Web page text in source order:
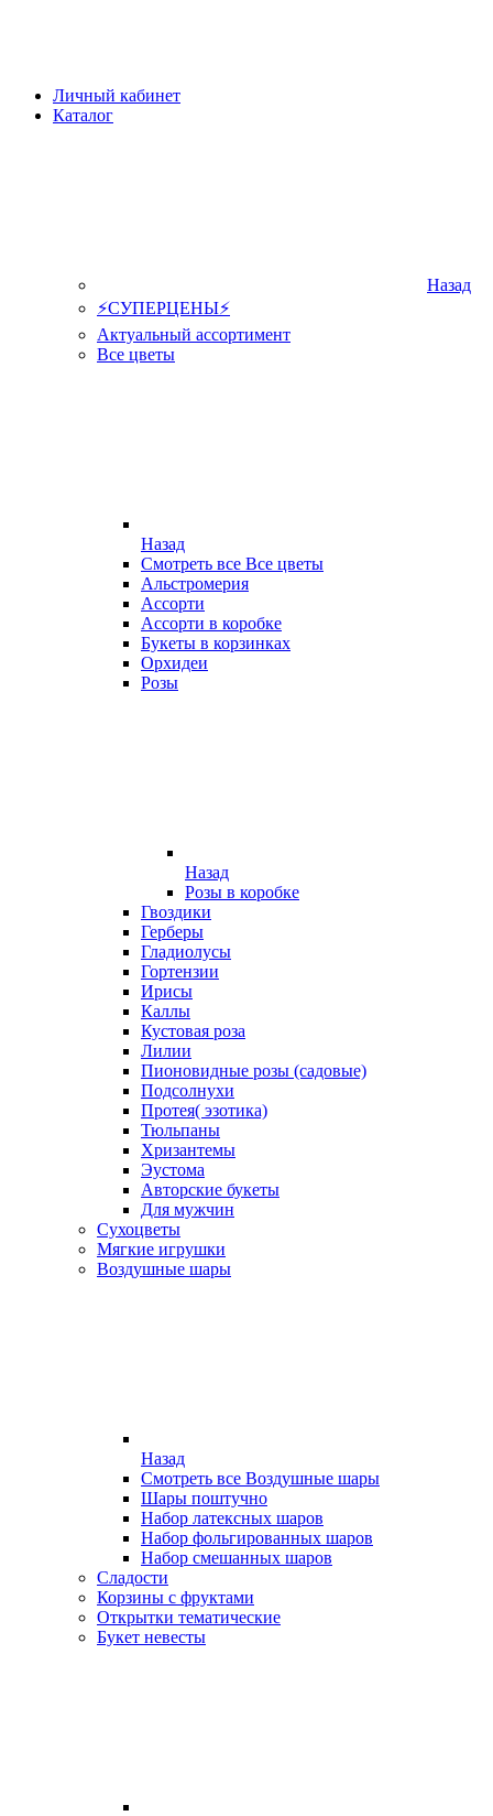
Личный кабинет
Каталог
Назад
⚡СУПЕРЦЕНЫ⚡
Актуальный ассортимент
Все цветы
Назад
Смотреть все Все цветы
Альстромерия
Ассорти
Ассорти в коробке
Букеты в корзинках
Орхидеи
Розы
Назад
Розы в коробке
Гвоздики
Герберы
Гладиолусы
Гортензии
Ирисы
Каллы
Кустовая роза
Лилии
Пионовидные розы (садовые)
Подсолнухи
Протея( эзотика)
Тюльпаны
Хризантемы
Эустома
Авторские букеты
Для мужчин
Сухоцветы
Мягкие игрушки
Воздушные шары
Назад
Смотреть все Воздушные шары
Шары поштучно
Набор латексных шаров
Набор фольгированных шаров
Набор смешанных шаров
Сладости
Корзины с фруктами
Открытки тематические
Букет невесты